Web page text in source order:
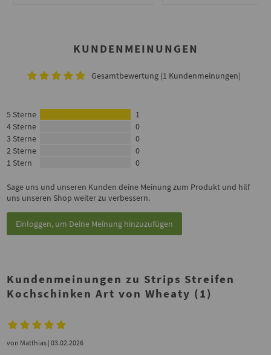
KUNDENMEINUNGEN
Gesamtbewertung (1 Kundenmeinungen)
5 Sterne
1
4 Sterne
0
3 Sterne
0
2 Sterne
0
1 Stern
0
Sage uns und unseren Kunden deine Meinung zum Produkt und hilf
uns unseren Shop weiter zu verbessern.
Einloggen, um Deine Meinung hinzuzufügen
Kundenmeinungen zu Strips Streifen
Kochschinken Art von Wheaty (1)
von Matthias | 03.02.2026